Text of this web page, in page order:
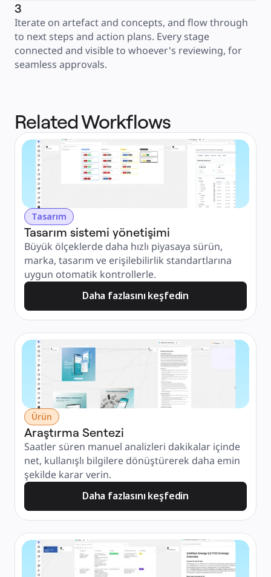
3
Iterate on artefact and concepts, and flow through
to next steps and action plans. Every stage
connected and visible to whoever's reviewing, for
seamless approvals.
Related Workflows
Tasarım
Tasarım sistemi yönetişimi
Büyük ölçeklerde daha hızlı piyasaya sürün,
marka, tasarım ve erişilebilirlik standartlarına
uygun otomatik kontrollerle.
Daha fazlasını keşfedin
Ürün
Araştırma Sentezi
Saatler süren manuel analizleri dakikalar içinde
net, kullanışlı bilgilere dönüştürerek daha emin
şekilde karar verin.
Daha fazlasını keşfedin